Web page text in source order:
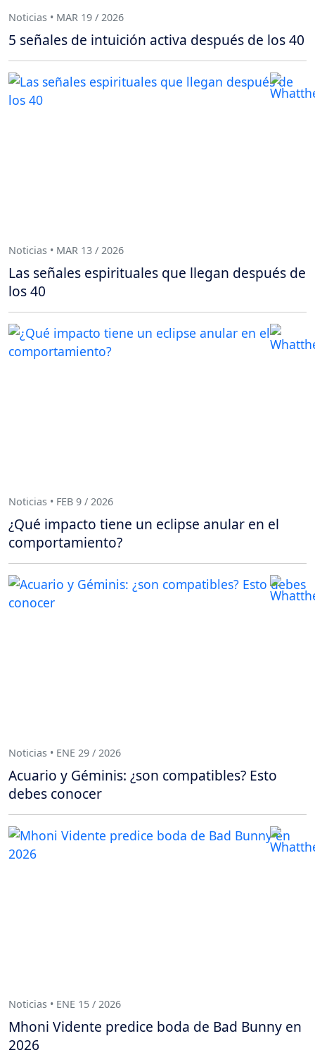
Noticias • MAR 19 / 2026
5 señales de intuición activa después de los 40
Noticias • MAR 13 / 2026
Las señales espirituales que llegan después de
los 40
Noticias • FEB 9 / 2026
¿Qué impacto tiene un eclipse anular en el
comportamiento?
Noticias • ENE 29 / 2026
Acuario y Géminis: ¿son compatibles? Esto
debes conocer
Noticias • ENE 15 / 2026
Mhoni Vidente predice boda de Bad Bunny en
2026